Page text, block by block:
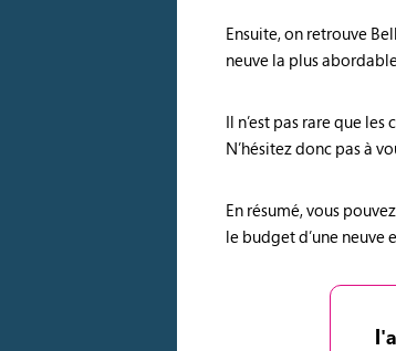
Ensuite, on retrouve
neuve la plus
Il n’est pas rare que
N’hésitez donc pas à
En résumé, vous
le budget d’une neuve